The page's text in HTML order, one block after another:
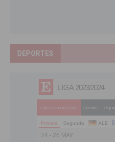
DEPORTES